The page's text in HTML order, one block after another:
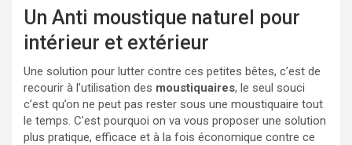
Un Anti moustique naturel pour
intérieur et extérieur
Une solution pour lutter contre ces petites bêtes, c’est de
recourir à l’utilisation des moustiquaires, le seul souci
c’est qu’on ne peut pas rester sous une moustiquaire tout
le temps. C’est pourquoi on va vous proposer une solution
plus pratique, efficace et à la fois économique contre ce